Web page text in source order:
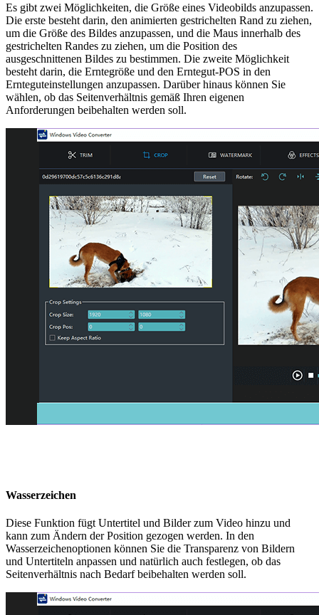
Es gibt zwei Möglichkeiten, die Größe eines Videobilds anzupassen.
Die erste besteht darin, den animierten gestrichelten Rand zu ziehen,
um die Größe des Bildes anzupassen, und die Maus innerhalb des
gestrichelten Randes zu ziehen, um die Position des
ausgeschnittenen Bildes zu bestimmen. Die zweite Möglichkeit
besteht darin, die Erntegröße und den Erntegut-POS in den
Ernteguteinstellungen anzupassen. Darüber hinaus können Sie
wählen, ob das Seitenverhältnis gemäß Ihren eigenen
Anforderungen beibehalten werden soll.
Wasserzeichen
Diese Funktion fügt Untertitel und Bilder zum Video hinzu und
kann zum Ändern der Position gezogen werden. In den
Wasserzeichenoptionen können Sie die Transparenz von Bildern
und Untertiteln anpassen und natürlich auch festlegen, ob das
Seitenverhältnis nach Bedarf beibehalten werden soll.